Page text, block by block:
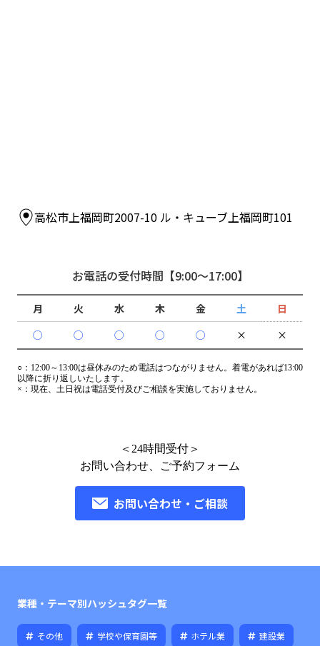
高松市上福岡町2007-10 ル・キューブ上福岡町101
お電話の受付時間 【9:00～17:00】
月 火 水 木 金 土
日
○
○ ○ ○ ○ × ×
○： 12:00～13:00は昼休みのため電話はつながりません。着電があれば13:00
以降に折り返しいたします。
×： 現在、土日祝は電話受付及びご相談を実施しておりません。
＜24時間受付＞
お問い合わせ、ご予約フォーム
お問い合わせ・ご相談
業種・テーマ別ハッシュタグ一覧
その他 学校や保育園等 ホテル業 建設業